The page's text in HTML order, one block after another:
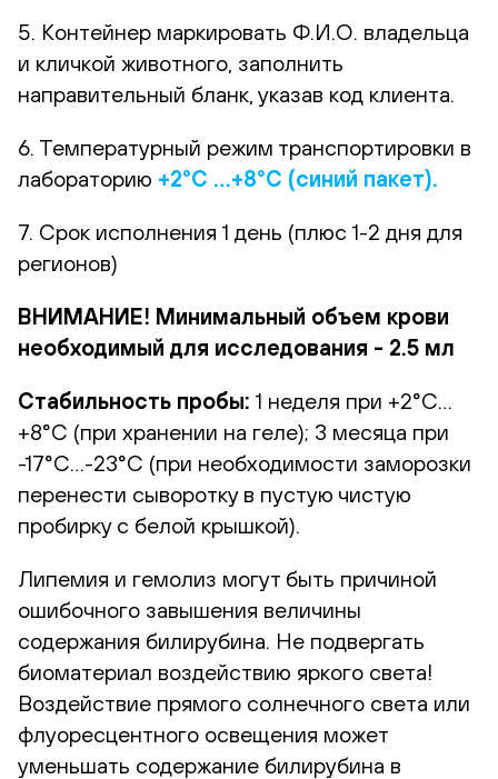
5. Контейнер маркировать Ф.И.О. владельца
и кличкой животного, заполнить
направительный бланк, указав код клиента.
6. Температурный режим транспортировки в
лабораторию +2°С …+8°С (синий пакет).
7. Срок исполнения 1 день (плюс 1-2 дня для
регионов)
ВНИМАНИЕ! Минимальный объем крови
необходимый для исследования - 2.5 мл
Стабильность пробы: 1 неделя при +2°С…
+8°С (при хранении на геле); 3 месяца при
-17°С…-23°С (при необходимости заморозки
перенести сыворотку в пустую чистую
пробирку с белой крышкой).
Липемия и гемолиз могут быть причиной
ошибочного завышения величины
содержания билирубина. Не подвергать
биоматериал воздействию яркого света!
Воздействие прямого солнечного света или
флуоресцентного освещения может
уменьшать содержание билирубина в